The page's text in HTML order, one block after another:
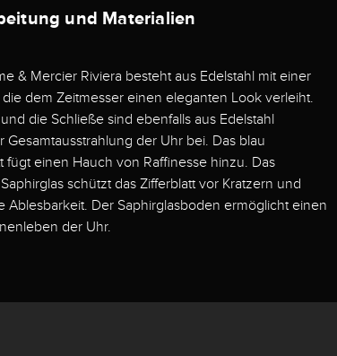
und Materialien
& Mercier Riviera besteht aus Edelstahl mit einer
dem Zeitmesser einen eleganten Look verleiht.
die Schließe sind ebenfalls aus Edelstahl
der Uhr bei. Das blau
fügt einen Hauch von Raffinesse hinzu. Das
schützt das Zifferblatt vor Kratzern und
Ablesbarkeit. Der Saphirglasboden ermöglicht einen
der Uhr.